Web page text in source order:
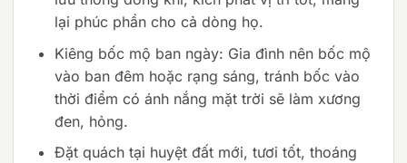
lại phúc phần cho cả dòng họ.
Kiêng bốc mộ ban ngày: Gia đình nên bốc mộ
vào ban đêm hoặc rạng sáng, tránh bốc vào
thời điểm có ánh nắng mặt trời sẽ làm xương
đen, hỏng.
Đặt quách tại huyệt đất mới, tươi tốt, thoáng